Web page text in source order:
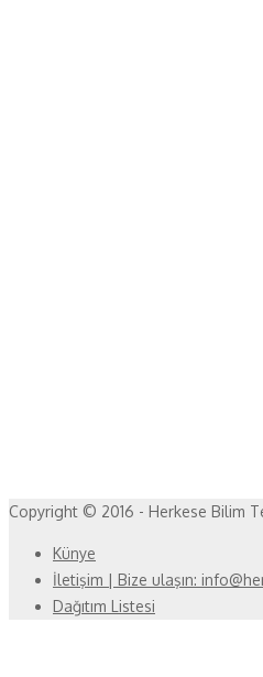
Copyright © 2016 - Herkese Bilim
Künye
İletişim | Bize ulaşın:
Dağıtım Listesi